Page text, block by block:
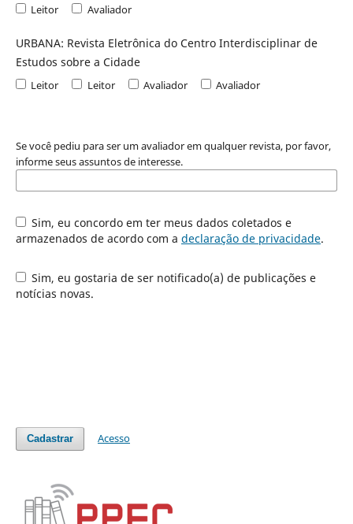
Leitor Avaliador
URBANA: Revista Eletrônica do Centro Interdisciplinar de
Estudos sobre a Cidade
Leitor Leitor Avaliador Avaliador
Se você pediu para ser um avaliador em qualquer revista, por favor,
informe seus assuntos de interesse.
Sim, eu concordo em ter meus dados coletados e
armazenados de acordo com a declaração de privacidade.
Sim, eu gostaria de ser notificado(a) de publicações e
notícias novas.
Cadastrar Acesso